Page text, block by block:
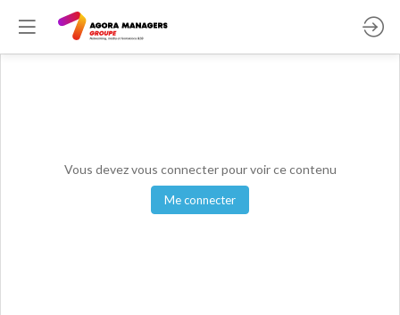
Vous devez vous connecter pour voir ce contenu
Me connecter